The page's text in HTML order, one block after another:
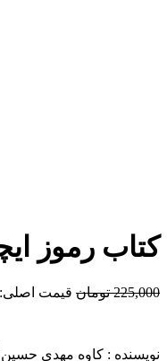
کتاب رموز
225,000 تومان قیمت اصلی: 225,000 تومان بود.
نویسنده : کاوه مهدی حسین